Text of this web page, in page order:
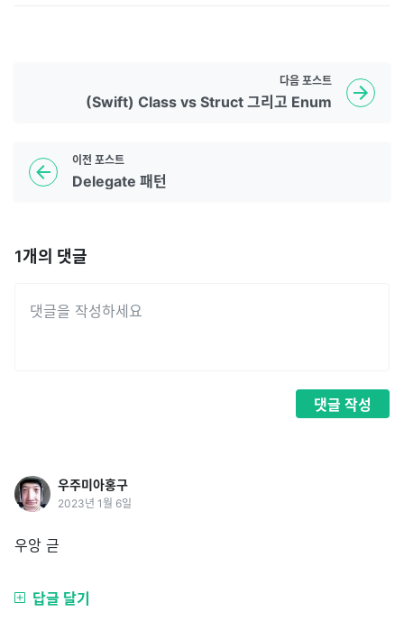
이전 포스트
Delegate 패턴
다음 포스트
(Swift) Class vs Struct 그리고 Enum
1개의 댓글
댓글 작성
우주미아홍구
2023년 1월 6일
우앙 귿
답글 달기